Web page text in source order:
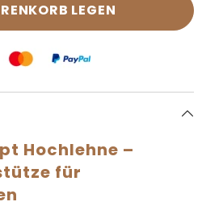
LEGEN
Hochlehne –
für